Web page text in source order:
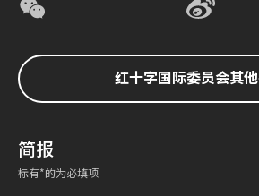
红十字国际委员会其
简报
标有*的为必填项